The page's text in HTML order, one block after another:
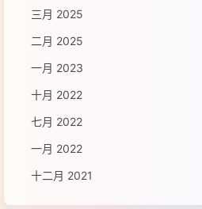
三月 2025
二月 2025
一月 2023
十月 2022
七月 2022
一月 2022
十二月 2021